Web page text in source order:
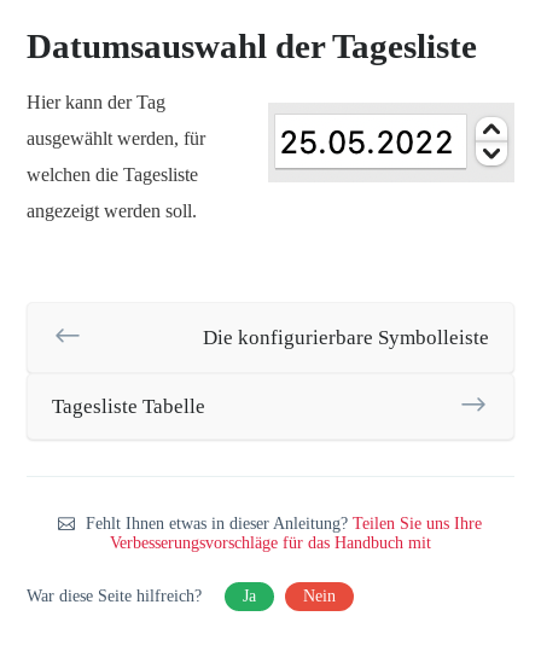
Datumsauswahl der Tagesliste
Hier kann der Tag
ausgewählt werden, für
welchen die Tagesliste
angezeigt werden soll.
Die konfigurierbare Symbolleiste
Tagesliste Tabelle
Fehlt Ihnen etwas in dieser Anleitung?Teilen Sie uns Ihre
Verbesserungsvorschläge für das Handbuch mit
War diese Seite hilfreich? Ja Nein